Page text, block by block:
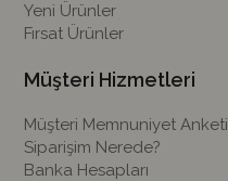
Yeni Ürünler
Fırsat Ürünler
Müşteri Hizmetleri
Müşteri Memnuniyet Anketi
Siparişim Nerede?
Banka Hesapları